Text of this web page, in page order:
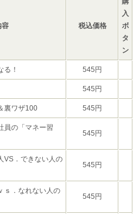
容 税込価格
入
ボ
タ
ン
る！ 545円
545円
裏ワザ100 545円
員の「マネー習
545円
VS．できない人の
545円
ｓ．なれない人の
545円